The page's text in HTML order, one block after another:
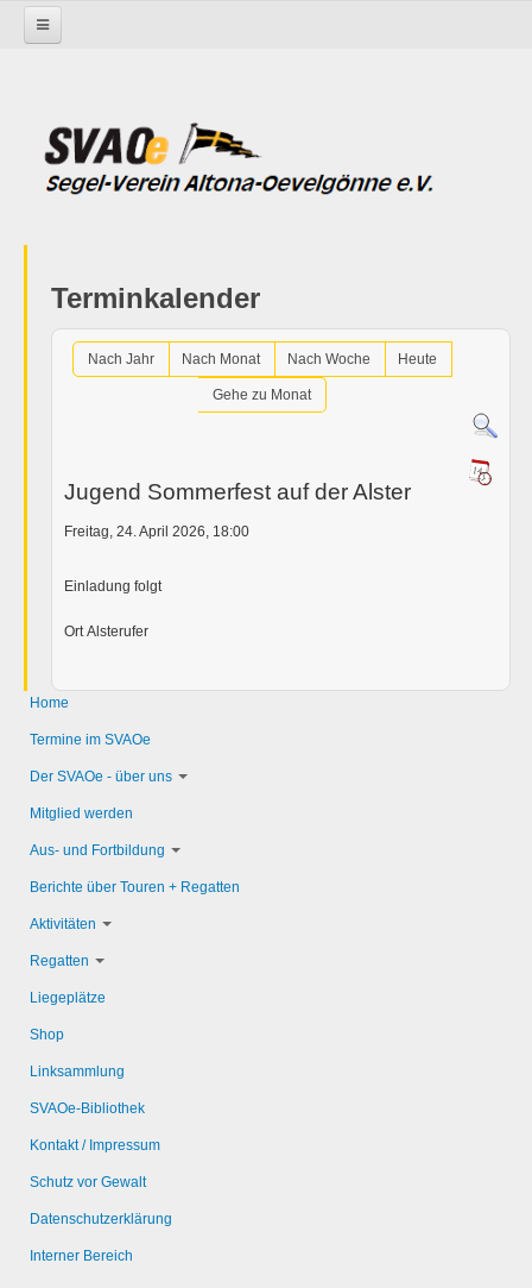
Terminkalender
Nach Jahr Nach Monat Nach Woche Heute
Gehe zu Monat
Jugend Sommerfest auf der Alster
Freitag, 24. April 2026, 18:00
Einladung folgt
Ort Alsterufer
Home
Termine im SVAOe
Der SVAOe - über uns
Mitglied werden
Aus- und Fortbildung
Berichte über Touren + Regatten
Aktivitäten
Regatten
Liegeplätze
Shop
Linksammlung
SVAOe-Bibliothek
Kontakt / Impressum
Schutz vor Gewalt
Datenschutzerklärung
Interner Bereich